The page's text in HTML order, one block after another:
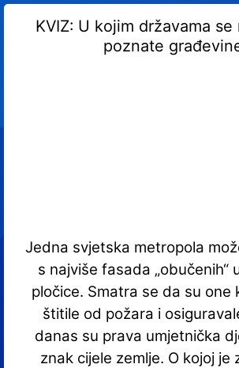
KVIZ: U kojim državama
poznate
Jedna svjetska metropola
s najviše fasada „obučenih“
pločice. Smatra se da su one
štitile od požara i
danas su prava umjetnička
znak cijele zemlje. O kojoj je